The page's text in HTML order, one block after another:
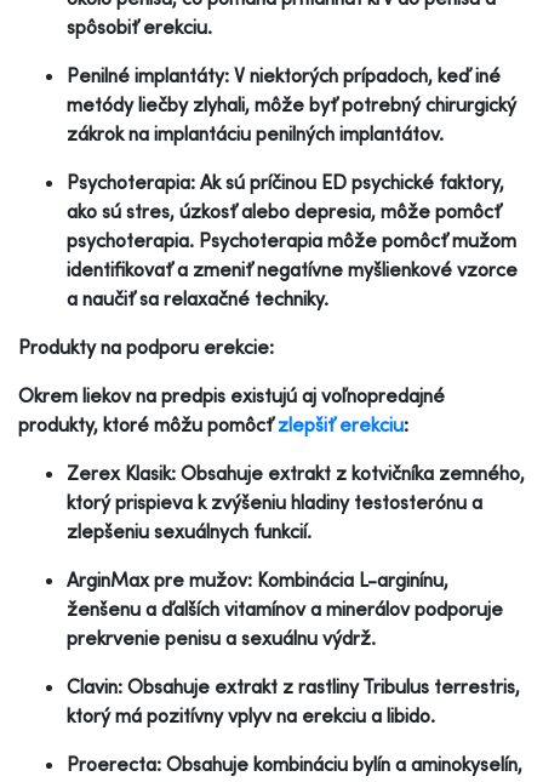
spôsobiť erekciu.
Penilné implantáty: V niektorých prípadoch, keď iné
metódy liečby zlyhali, môže byť potrebný chirurgický
zákrok na implantáciu penilných implantátov.
Psychoterapia: Ak sú príčinou ED psychické faktory,
ako sú stres, úzkosť alebo depresia, môže pomôcť
psychoterapia. Psychoterapia môže pomôcť mužom
identifikovať a zmeniť negatívne myšlienkové vzorce
a naučiť sa relaxačné techniky.
Produkty na podporu erekcie:
Okrem liekov na predpis existujú aj voľnopredajné
produkty, ktoré môžu pomôcťzlepšiť erekciu:
Zerex Klasik: Obsahuje extrakt z kotvičníka zemného,
ktorý prispieva k zvýšeniu hladiny testosterónu a
zlepšeniu sexuálnych funkcií.
ArginMax pre mužov: Kombinácia L-arginínu,
ženšenu a ďalších vitamínov a minerálov podporuje
prekrvenie penisu a sexuálnu výdrž.
Clavin: Obsahuje extrakt z rastliny Tribulus terrestris,
ktorý má pozitívny vplyv na erekciu a libido.
Proerecta: Obsahuje kombináciu bylín a aminokyselín,